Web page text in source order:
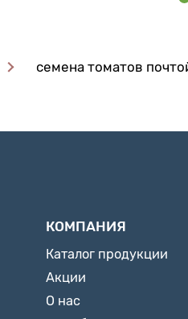
семена томатов
КОМПАНИЯ
Каталог продукции
Акции
О нас